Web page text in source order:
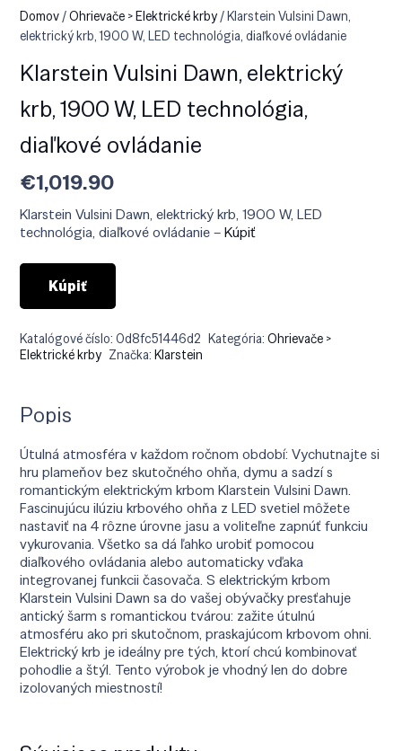
Domov/Ohrievače > Elektrické krby/ Klarstein Vulsini Dawn,
elektrický krb, 1900 W, LED technológia, diaľkové ovládanie
Klarstein Vulsini Dawn, elektrický
krb, 1900 W, LED technológia,
diaľkové ovládanie
€1,019.90
Klarstein Vulsini Dawn, elektrický krb, 1900 W, LED
technológia, diaľkové ovládanie –Kúpiť
Kúpiť
Katalógové číslo:0d8fc51446d2 Kategória:Ohrievače >
Elektrické krby Značka:Klarstein
Popis
Útulná atmosféra v každom ročnom období: Vychutnajte si
hru plameňov bez skutočného ohňa, dymu a sadzí s
romantickým elektrickým krbom Klarstein Vulsini Dawn.
Fascinujúcu ilúziu krbového ohňa z LED svetiel môžete
nastaviť na 4 rôzne úrovne jasu a voliteľne zapnúť funkciu
vykurovania. Všetko sa dá ľahko urobiť pomocou
diaľkového ovládania alebo automaticky vďaka
integrovanej funkcii časovača. S elektrickým krbom
Klarstein Vulsini Dawn sa do vašej obývačky presťahuje
antický šarm s romantickou tvárou: zažite útulnú
atmosféru ako pri skutočnom, praskajúcom krbovom ohni.
Elektrický krb je ideálny pre tých, ktorí chcú kombinovať
pohodlie a štýl. Tento výrobok je vhodný len do dobre
izolovaných miestností!